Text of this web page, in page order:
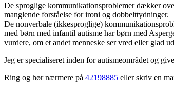
De sproglige kommunikationsproblemer dækker
manglende forståelse for ironi og dobbelttydninger.
De nonverbale (ikkesproglige)
med børn med infantil autisme har børn med
vurdere, om et andet menneske ser vred eller glad
Jeg er specialiseret inden for autismeområdet og
Ring og hør nærmere på 42198885 eller skriv en